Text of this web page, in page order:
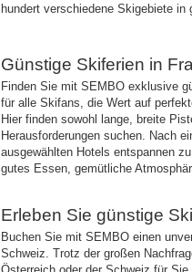
hundert verschiedene Skigebiete
Günstige Skiferien in
Finden Sie mit SEMBO exklusive
für alle Skifans, die Wert auf
Hier finden sowohl lange, breite
Herausforderungen suchen. Nach
ausgewählten Hotels entspannen
gutes Essen, gemütliche
Erleben Sie günstige
Buchen Sie mit SEMBO einen
Schweiz. Trotz der großen